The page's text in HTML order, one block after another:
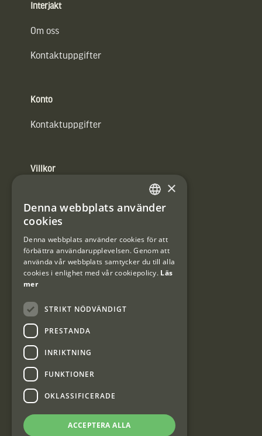
Interjakt
Om oss
Kontaktuppgifter
Konto
Kontaktuppgifter
Villkor
Användarvillkor
#Interjaktfamily
Kundklubb
Information om kundklubben.
Interjakt SE
Interjakt Sweden AB, Årjäng
SWEDISH
×
Denna webbplats använder
cookies
Denna webbplats använder cookies för att
förbättra användarupplevelsen. Genom att
använda vår webbplats samtycker du till alla
cookies i enlighet med vår cookiepolicy. Läs
mer
STRIKT NÖDVÄNDIGT
PRESTANDA
INRIKTNING
FUNKTIONER
OKLASSIFICERADE
ACCEPTERA ALLA